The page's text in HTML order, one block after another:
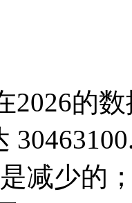
2026的
是减少的